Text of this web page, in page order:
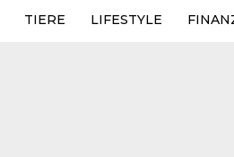
TIERE LIFESTYLE